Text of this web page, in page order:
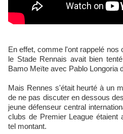
En effet, comme l'ont rappelé
le Stade Rennais avait bien
Bamo Meïte avec Pablo Longoria
Mais Rennes s'était heurté à un
de ne pas discuter en dessous
jeune défenseur central
clubs de Premier League
tel montant.